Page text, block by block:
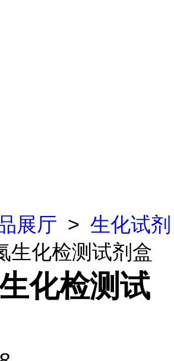
展厅 > 生化试剂
生化检测试剂盒
化检测试